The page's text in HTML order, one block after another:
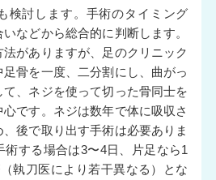
検討します。手術のタイミング
などから総合的に判断します。
がありますが、足のクリニック
骨を一度、二分割にし、曲がっ
、ネジを使って切った骨同士を
です。ネジは数年で体に吸収さ
後で取り出す手術は必要ありま
術する場合は3〜4日、片足なら1
執刀医により若干異なる）とな